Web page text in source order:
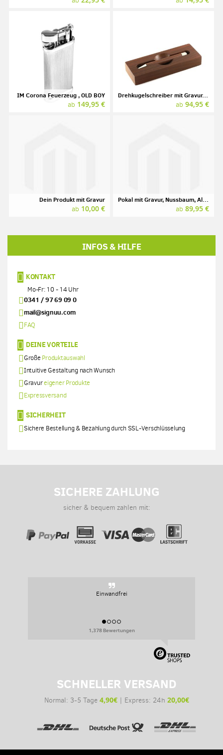
IM Corona Feuerzeug , OLD BOY
ab 149,95 €
Drehkugelschreiber mit Gravur, E+M, Wood-in-Wood, Kirsche geräuchert
ab 94,95 €
Dein Produkt mit Gravur
ab 10,00 €
Pokal mit Gravur, Nussbaum, Aluminium
ab 89,95 €
INFOS & HILFE
KONTAKT
Mo-Fr: 10 - 14 Uhr
0341 / 97 69 09 0
mail@signuu.com
FAQ
DEINE VORTEILE
Große Produktauswahl
Intuitive Gestaltung nach Wunsch
Gravureigener Produkte
Expressversand
SICHERHEIT
Sichere Bestellung & Bezahlung durch SSL-Verschlüsselung
SICHERE ZAHLUNG
sicher & bequem zahlen mit:
Einwandfrei
1,378 Bewertungen
SCHNELLER VERSAND
Normal: 3-5 Tage 4,90€| Express: 24h 20,00€